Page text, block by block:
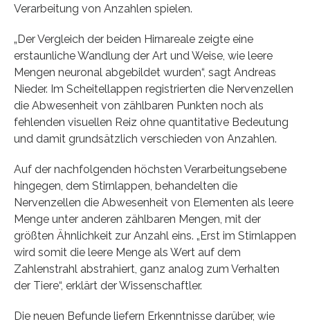
Verarbeitung von Anzahlen spielen.
„Der Vergleich der beiden Hirnareale zeigte eine
erstaunliche Wandlung der Art und Weise, wie leere
Mengen neuronal abgebildet wurden“, sagt Andreas
Nieder. Im Scheitellappen registrierten die Nervenzellen
die Abwesenheit von zählbaren Punkten noch als
fehlenden visuellen Reiz ohne quantitative Bedeutung
und damit grundsätzlich verschieden von Anzahlen.
Auf der nachfolgenden höchsten Verarbeitungsebene
hingegen, dem Stirnlappen, behandelten die
Nervenzellen die Abwesenheit von Elementen als leere
Menge unter anderen zählbaren Mengen, mit der
größten Ähnlichkeit zur Anzahl eins. „Erst im Stirnlappen
wird somit die leere Menge als Wert auf dem
Zahlenstrahl abstrahiert, ganz analog zum Verhalten
der Tiere“, erklärt der Wissenschaftler.
Die neuen Befunde liefern Erkenntnisse darüber, wie